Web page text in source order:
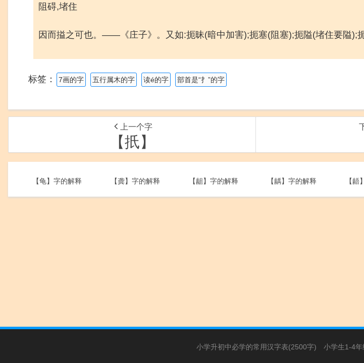
阻碍,堵住
因而搤之可也。——《庄子》。又如:扼昧(暗中加害);扼塞(阻塞);扼隘(堵住要隘);
标签： 7画的字 五行属木的字 读é的字 部首是“扌”的字
上一个字
【扺】
【龟】字的解释 【龚】字的解释 【龃】字的解释 【龋】字的解释 【龉
小学升初中必学的常用汉字表(2500字) 小学生1-4